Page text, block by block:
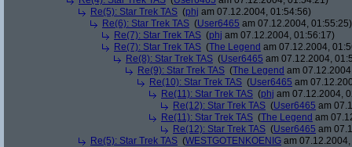
Re(5): Star Trek TAS (phj am 07.12.2004, 01:54:56)
Re(6): Star Trek TAS (User6465 am 07.12.2004, 01:55:25)
Re(7): Star Trek TAS (phj am 07.12.2004, 01:56:17)
Re(7): Star Trek TAS (The Legend am 07.12.2004,
Re(8): Star Trek TAS (User6465 am 07.12.2004,
Re(9): Star Trek TAS (The Legend am
Re(10): Star Trek TAS (User6465 am
Re(11): Star Trek TAS (phj am 07.12.2004,
Re(12): Star Trek TAS (User6465 am
Re(11): Star Trek TAS (The Legend am
Re(12): Star Trek TAS (User6465 am
Re(5): Star Trek TAS (WESTGOTENKOENIG am